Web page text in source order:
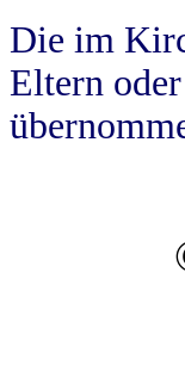
Die im
Eltern